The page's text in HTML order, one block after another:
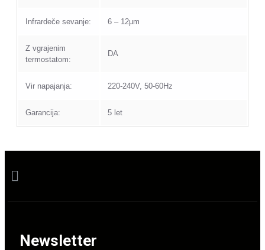
Infrardeče sevanje: 6 – 12µm
Z vgrajenim
termostatom:
DA
Vir napajanja: 220-240V, 50-60Hz
Garancija: 5 let
Newsletter